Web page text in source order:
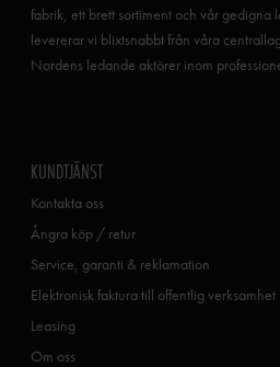
fabrik, ett brett sortiment och vår gedigna
levererar vi blixtsnabbt från våra
Nordens ledande aktörer inom
KUNDTJÄNST
Kontakta oss
Ångra köp / retur
Service, garanti & reklamation
Elektronisk faktura till offentlig verksamhet
Leasing
Om oss